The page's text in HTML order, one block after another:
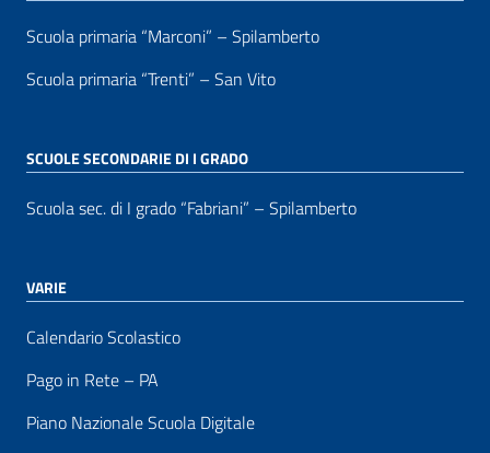
Scuola primaria “Marconi” – Spilamberto
Scuola primaria “Trenti” – San Vito
SCUOLE SECONDARIE DI I GRADO
Scuola sec. di I grado “Fabriani” – Spilamberto
VARIE
Calendario Scolastico
Pago in Rete – PA
Piano Nazionale Scuola Digitale